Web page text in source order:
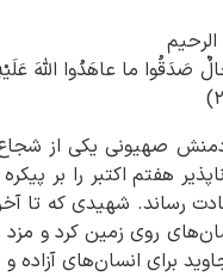
صَدَقُوا ما عاهَدُوا اللَّهَ
صهیونی یکی از
هفتم اکتبر را بر
رساند. شهیدی که تا
روی زمین کرد و
برای انسان‌های آزاده